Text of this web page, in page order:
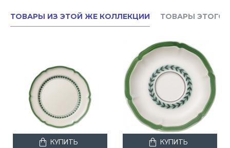
ТОВАРЫ ИЗ ЭТОЙ ЖЕ КОЛЛЕКЦИИ ТОВАРЫ ЭТОГО
КУПИТЬ КУПИТЬ